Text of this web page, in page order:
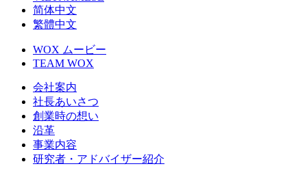
简体中文
繁體中文
WOX ムービー
TEAM WOX
会社案内
社長あいさつ
創業時の想い
沿革
事業内容
研究者・アドバイザー紹介